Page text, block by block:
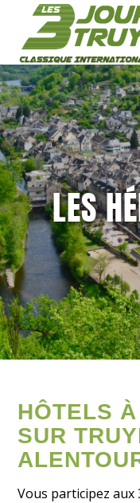
LES
HÔTELS
SUR
Vous participez aux